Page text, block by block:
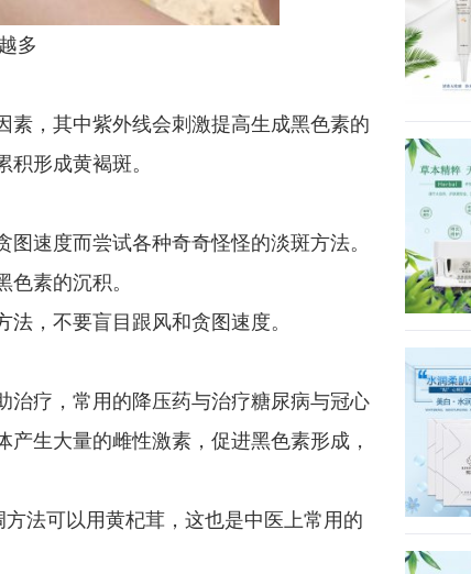
多
，其中紫外线会刺激提高生成黑色素的
形成黄褐斑。
速度而尝试各种奇奇怪怪的淡斑方法。
素的沉积。
法 ，不要盲目跟风和贪图速度。
疗，常用的降压药与治疗糖尿病与冠心
生大量的雌性激素，促进黑色素形成，
法可以用黄杞茸，这也是中医上常用的